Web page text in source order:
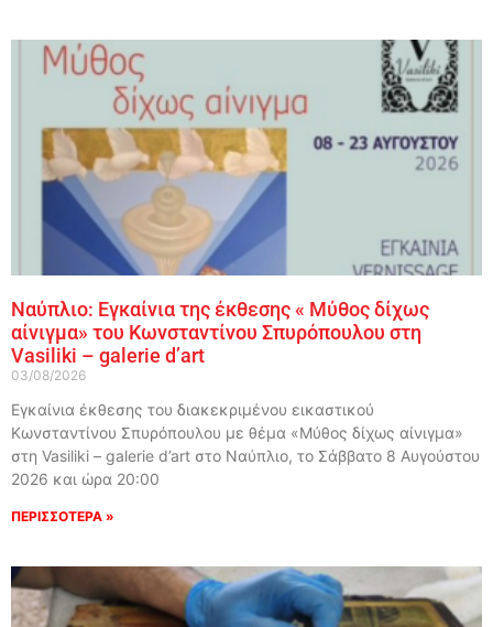
Ναύπλιο: Εγκαίνια της έκθεσης « Μύθος δίχως
αίνιγμα» του Κωνσταντίνου Σπυρόπουλου στη
Vasiliki – galerie d’art
03/08/2026
Εγκαίνια έκθεσης του διακεκριμένου εικαστικού
Κωνσταντίνου Σπυρόπουλου με θέμα «Μύθος δίχως αίνιγμα»
στη Vasiliki – galerie d’art στο Ναύπλιο, το Σάββατο 8 Αυγούστου
2026 και ώρα 20:00
ΠΕΡΙΣΣΟΤΕΡΑ »